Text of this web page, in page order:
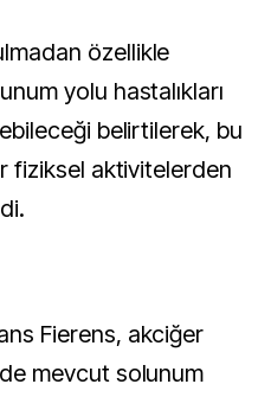
özellikle
yolu hastalıkları
belirtilerek, bu
fiziksel aktivitelerden
Fierens, akciğer
mevcut solunum